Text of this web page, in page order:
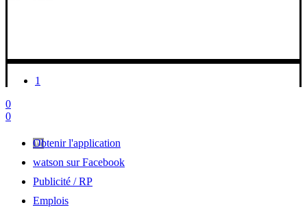
1
0
0
Obtenir l'application
watson sur Facebook
Publicité / RP
Emplois